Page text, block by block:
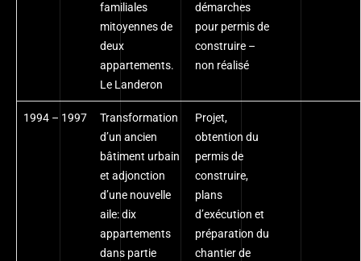
familiales
mitoyennes de
deux
appartements.
Le Landeron
démarches
pour permis de
construire –
non réalisé
1994 – 1997
Transformation
d’un ancien
bâtiment urbain
et adjonction
d’une nouvelle
aile: dix
appartements
dans partie
Projet,
obtention du
permis de
construire,
plans
d’exécution et
préparation du
chantier de